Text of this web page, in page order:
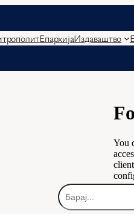
ЕпархијаИздаваштво
Б
а